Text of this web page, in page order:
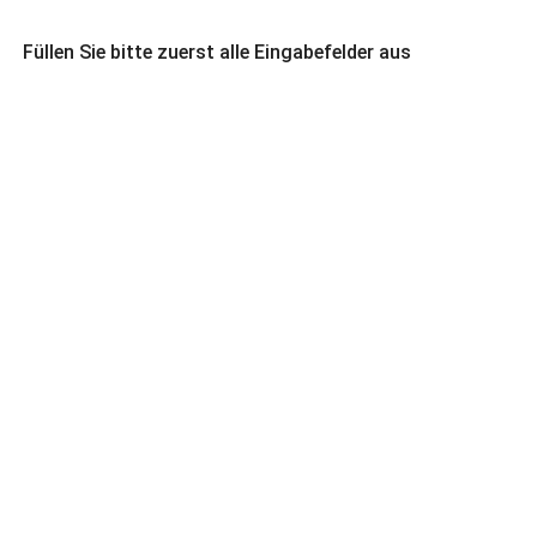
Füllen Sie bitte zuerst alle Eingabefelder aus